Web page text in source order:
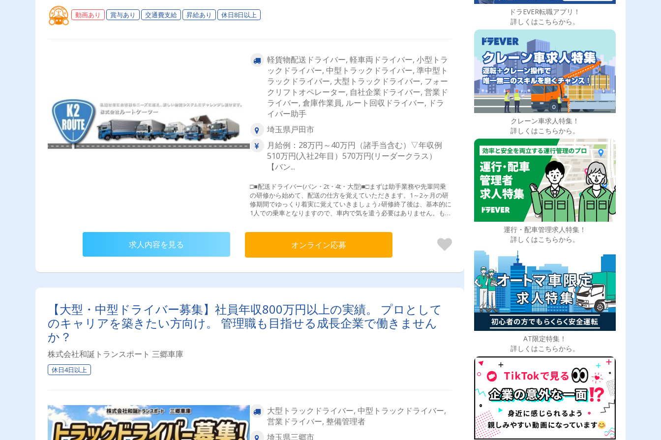
動画あり 賞与あり 交通費支給 昇給あり 休日8日以上
軽貨物配送ドライバー, 軽車両ドライバー, 小型トラ
ックドライバー, 中型トラックドライバー, 準中型ト
ラックドライバー, 大型トラックドライバー, フォー
クリフトオペレーター, 自社企業ドライバー, 営業ド
ライバー, 倉庫作業員, ルート回収ドライバー, ドラ
イバー助手
埼玉県戸田市
月給例：28万円～40万円（諸手当含む）▽年収例
510万円(入社2年目）570万円(リーダークラス）
【バン...
□■配送ドライバー(バン・2t・4t・大型)■□まずは助手業務や先輩同乗
の研修から始めて、配送の仕方を覚えていただきます。1～2ヶ月の研
修期間でゆっくり着実に覚えていきましょう♪研修終了後は、基本的に
1人での乗車となりますので、車内で気を遣う必要はありません。もち
みに車種は、ご経験と免許種類、ご本人のご希望を考慮の上、決定い
たします。≪先輩社員Q&A≫どんな仕事をしていますか？→トラック
で紙製品や生活雑貨等の引取と配送です。ショッピングモール内店舗
への配送や、物流倉庫間の転送がメインで、個人宅への配送はありま
ど仕事のやりがいは？→効率よく仕事を終えて定時で帰ったり、逆に
達成感が大きいです。どんな職場ですか？→みんな親切で親しみやす
く、とても働きやすい職場です。□■フォークリフトオペレーター■□・
商品の移動・積み込み・荷下ろし・パレットの準備・荷物のラッピン
グ・フォークリフトの整備、点検 などなど
求人内容を見る オンライン応募
【大型・中型ドライバー募集】社員年収800万円以上の実績。 プロとして
のキャリアを築きたい方向け。 管理職も目指せる成長企業で働きません
か？
株式会社和誕トランスポート 三郷車庫
休日4日以上
大型トラックドライバー, 中型トラックドライバー,
営業ドライバー, 整備管理者
埼玉県三郷市
ドラEVER転職アプリ！
詳しくはこちらから。
クレーン車求人特集！
詳しくはこちらから。
運行・配車管理求人特集！
詳しくはこちらから。
AT限定特集！
詳しくはこちらから。